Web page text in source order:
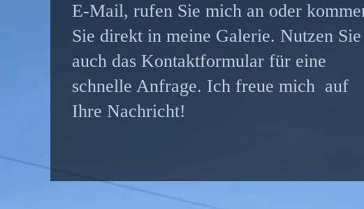
E-Mail, rufen Sie mich an oder
Sie direkt in meine Galerie. Nutzen Sie
auch das Kontaktformular für eine
schnelle Anfrage. Ich freue mich auf
Ihre Nachricht!